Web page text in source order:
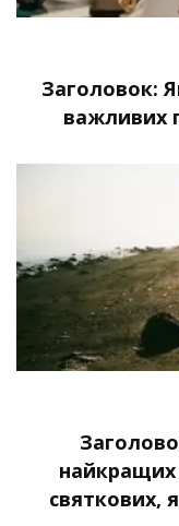
Заголовок:
важливих
найкращих
святкових,